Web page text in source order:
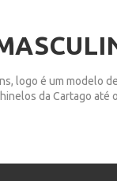
logo é um modelo
da Cartago